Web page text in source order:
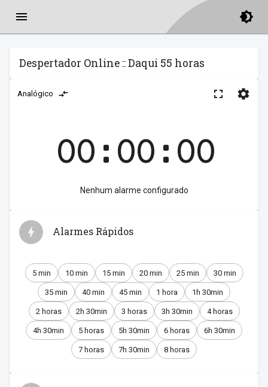
Despertador Online :: Daqui 55 horas
Analógico
00:00:00
Nenhum alarme configurado
Alarmes Rápidos
5 min 10 min 15 min 20 min 25 min 30 min
35 min 40 min 45 min 1 hora 1h 30min
2 horas 2h 30min 3 horas 3h 30min 4 horas
4h 30min 5 horas 5h 30min 6 horas 6h 30min
7 horas 7h 30min 8 horas